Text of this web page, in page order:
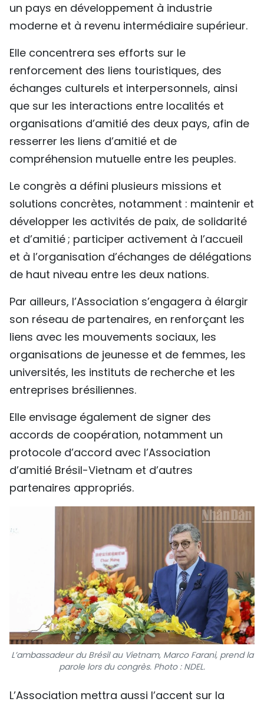
un pays en développement à industrie
moderne et à revenu intermédiaire supérieur.
Elle concentrera ses efforts sur le
renforcement des liens touristiques, des
échanges culturels et interpersonnels, ainsi
que sur les interactions entre localités et
organisations d’amitié des deux pays, afin de
resserrer les liens d’amitié et de
compréhension mutuelle entre les peuples.
Le congrès a défini plusieurs missions et
solutions concrètes, notamment : maintenir et
développer les activités de paix, de solidarité
et d’amitié ; participer activement à l’accueil
et à l’organisation d’échanges de délégations
de haut niveau entre les deux nations.
Par ailleurs, l’Association s’engagera à élargir
son réseau de partenaires, en renforçant les
liens avec les mouvements sociaux, les
organisations de jeunesse et de femmes, les
universités, les instituts de recherche et les
entreprises brésiliennes.
Elle envisage également de signer des
accords de coopération, notamment un
protocole d’accord avec l’Association
d’amitié Brésil-Vietnam et d’autres
partenaires appropriés.
L’ambassadeur du Brésil au Vietnam, Marco Farani, prend la
parole lors du congrès. Photo : NDEL.
L’Association mettra aussi l’accent sur la